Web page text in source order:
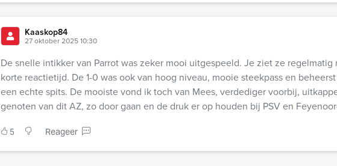
Kaaskop84
27 oktober 2025 10:30
De snelle intikker van Parrot was zeker mooi uitgespeeld. Je ziet ze regelmatig
korte reactietijd. De 1-0 was ook van hoog niveau, mooie steekpass en
een echte spits. De mooiste vond ik toch van Mees, verdediger voorbij,
genoten van dit AZ, zo door gaan en de druk er op houden bij PSV en
5 Reageer